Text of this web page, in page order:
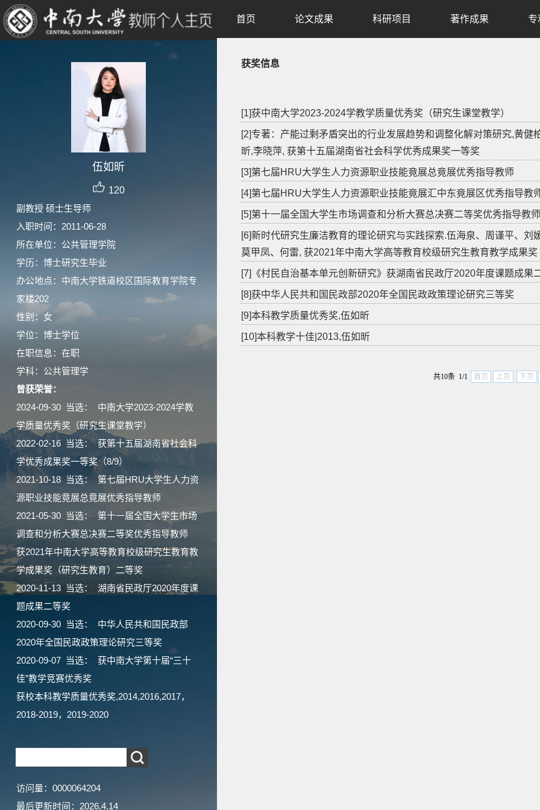
伍如昕
120
副教授 硕士生导师
入职时间：2011-06-28
所在单位：公共管理学院
学历：博士研究生毕业
办公地点：中南大学铁道校区国际教育学院专
家楼202
性别：女
学位：博士学位
在职信息：在职
学科：公共管理学
曾获荣誉：
2024-09-30 当选： 中南大学2023-2024学教
学质量优秀奖（研究生课堂教学）
2022-02-16 当选： 获第十五届湖南省社会科
学优秀成果奖一等奖（8/9）
2021-10-18 当选： 第七届HRU大学生人力资
源职业技能竟展总竟展优秀指导教师
2021-05-30 当选： 第十一届全国大学生市场
调查和分析大赛总决赛二等奖优秀指导教师
获2021年中南大学高等教育校级研究生教育教
学成果奖（研究生教育）二等奖
2020-11-13 当选： 湖南省民政厅2020年度课
题成果二等奖
2020-09-30 当选： 中华人民共和国民政部
2020年全国民政政策理论研究三等奖
2020-09-07 当选： 获中南大学第十届“三十
佳”教学竞赛优秀奖
获校本科教学质量优秀奖,2014,2016,2017，
2018-2019，2019-2020
访问量： 0000064204
最后更新时间： 2026.4.14
首页 论文成果 科研项目 著作成果 专
获奖信息
[1]获中南大学2023-2024学教学质量优秀奖（研究生课堂教学）
[2]专著：产能过剩矛盾突出的行业发展趋势和调整化解对策研究,黄健
昕,李晓萍, 获第十五届湖南省社会科学优秀成果奖一等奖
[3]第七届HRU大学生人力资源职业技能竟展总竟展优秀指导教师
[4]第七届HRU大学生人力资源职业技能竟展汇中东竟展区优秀指导教
[5]第十一届全国大学生市场调查和分析大赛总决赛二等奖优秀指导教师
[6]新时代研究生廉洁教育的理论研究与实践探索.伍海泉、周谨平、刘
莫甲凤、何雷, 获2021年中南大学高等教育校级研究生教育教学成果
[7]《村民自治基本单元创新研究》获湖南省民政厅2020年度课题成果
[8]获中华人民共和国民政部2020年全国民政政策理论研究三等奖
[9]本科教学质量优秀奖,伍如昕
[10]本科教学十佳|2013,伍如昕
共10条 1/1 首页 上页 下页